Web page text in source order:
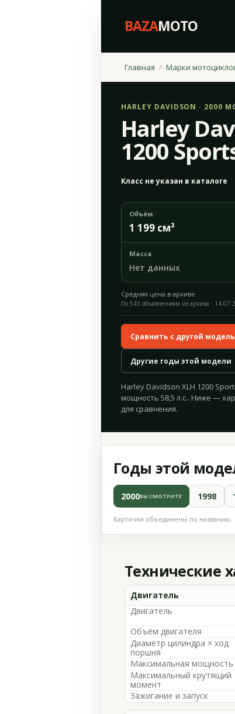
BAZAMOTO
Главная Марки
HARLEY DAVIDSON ·
Harley
1200
Класс не указан в каталоге
Объём
1 199 см³
Масса
Нет данных
Средняя цена в архиве
По 543 объявлениям из архива ·
Сравнить с другой
Другие годы этой модели
Harley Davidson XLH 1200
мощность 58,5 л.с.. Ниже —
для сравнения.
Годы этой
2000ВЫ СМОТРИТЕ 1998
Карточки объединены по названию.
Технические
Двигатель
Двигатель
Объём двигателя
Диаметр цилиндра × ход
поршня
Максимальная мощность
Максимальный крутящий
момент
Зажигание и запуск